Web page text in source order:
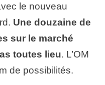
le nouveau
Une douzaine de
sur le marché
toutes lieu. L’OM
de possibilités.